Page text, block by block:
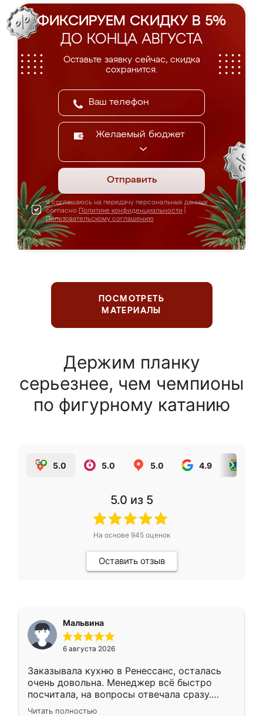
ФИКСИРУЕМ СКИДКУ В 5%
ДО КОНЦА АВГУСТА
Оставьте заявку сейчас, скидка
сохранится.
Желаемый бюджет
Отправить
Я соглашаюсь на передачу персональных данных
согласно Политике конфиденциальности
Пользовательскому соглашению
ПОСМОТРЕТЬ
МАТЕРИАЛЫ
Держим планку
серьезнее, чем чемпионы
по фигурному катанию
5.0 5.0 5.0 4.9
5.0 из 5
На основе 945оценок
Оставить отзыв
Мальвина
6 августа 2026
Заказывала кухню в Ренессанс, осталась
очень довольна. Менеджер всё быстро
посчитала, на вопросы отвечала сразу.
Замерщик приехал в субботу, подошёл к
Читать полностью